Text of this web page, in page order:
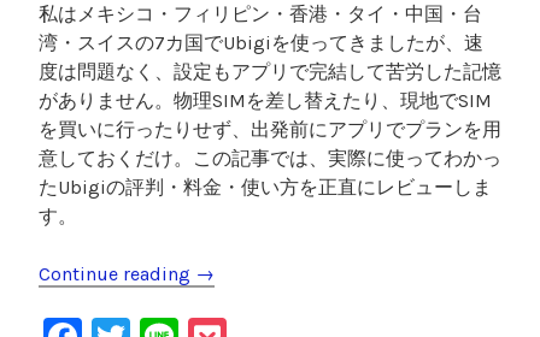
で
解
説
”
私はメキシコ・フィリピン・香港・タイ・中国・台
湾・スイスの7カ国でUbigiを使ってきましたが、速
度は問題なく、設定もアプリで完結して苦労した記憶
がありません。物理SIMを差し替えたり、現地でSIM
を買いに行ったりせず、出発前にアプリでプランを用
意しておくだけ。この記事では、実際に使ってわかっ
たUbigiの評判・料金・使い方を正直にレビューしま
す。
Continue reading “
b
→